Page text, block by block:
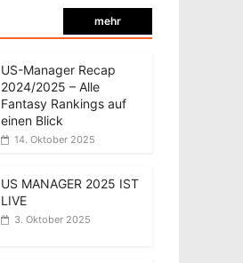
mehr
US-Manager Recap
2024/2025 – Alle
Fantasy Rankings auf
einen Blick
14. Oktober 2025
US MANAGER 2025 IST
LIVE
3. Oktober 2025